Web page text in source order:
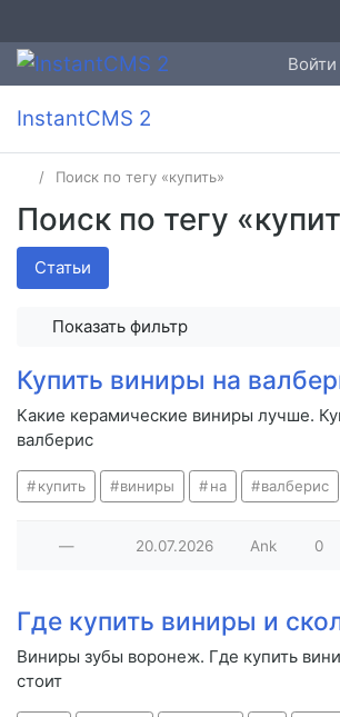
Войти
InstantCMS 2
Поиск по тегу «купить»
Поиск по тегу
Статьи
Показать фильтр
Купить виниры на
Какие керамические виниры лучше.
валберис
купить виниры на валберис
— 20.07.2026 Ank 0
Где купить виниры и
Виниры зубы воронеж. Где купить
стоит